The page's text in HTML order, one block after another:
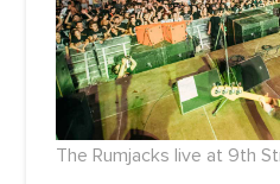
The Rumjacks live at 9th